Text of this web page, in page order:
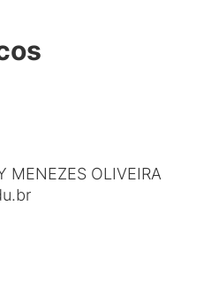
MENEZES OLIVEIRA